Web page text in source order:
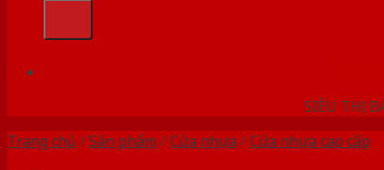
SIÊU THỊ
Trang chủ /Sản phẩm /Cửa nhựa /Cửa nhựa cao cấp